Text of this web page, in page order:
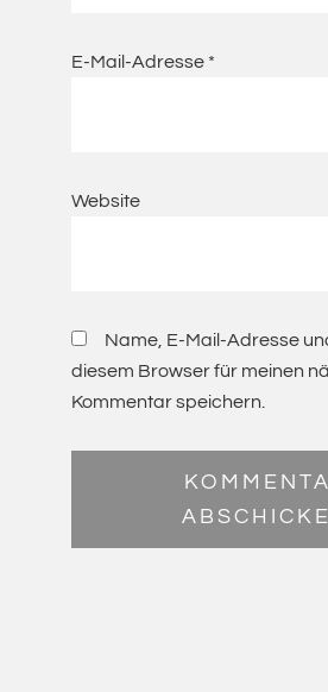
E-Mail-Adresse *
Website
Name, E-Mail-Adresse
diesem Browser für meinen
Kommentar speichern.